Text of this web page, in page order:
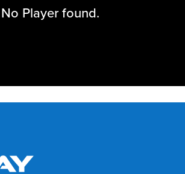
No Player found.